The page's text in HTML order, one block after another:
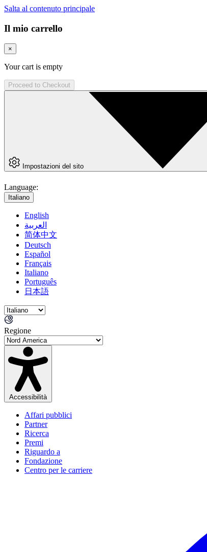
Salta al contenuto principale
Il mio carrello
×
Your cart is empty
Proceed to Checkout
Impostazioni del sito
Language:
Italiano
English
العربية
简体中文
Deutsch
Español
Français
Italiano
Português
日本語
Regione
Accessibilità
Affari pubblici
Partner
Ricerca
Premi
Riguardo a
Fondazione
Centro per le carriere